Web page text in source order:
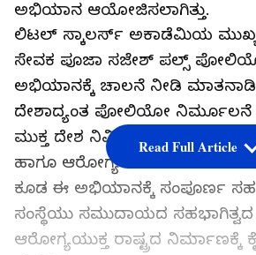
ಅಭಿಯಾನ ಆಯೋಜಿಸಲಾಗಿತ್ತು.
ಲಿಟಲ್ ಸ್ಕಾಲರ್ಸ್ ಅಕಾಡೆಮಿಯ
ಸೇವಕ ಪೂಜಾ ಸಜೇಶ್‌ ಪಲ್ಸ್
ಅಭಿಯಾನಕ್ಕೆ ಚಾಲನೆ ನೀಡಿ
ದೇಶಾದ್ಯಂತ ಪೋಲಿಯೋ
ಮುಕ್ತ ದೇಶ ನಿರ್ಮಿಸುವ ಉದ್ದೇಶವನ್ನು
ಹಾಗೂ ಆರೋಗ್ಯ ಇಲಾಖೆಯ ಜೊತೆಗೆ
ಕೂಡ ಈ ಅಭಿಯಾನಕ್ಕೆ ಸಂಪೂರ್ಣ
ಸಂಸ್ಥೆಯು ಸಮುದಾಯದ
ಆರೋಗ್ಯಯುಕ್ತ ರಾಷ್ಟ್ರದ ನಿರ್ಮಾಣಕ್ಕೆ
Read Full Article